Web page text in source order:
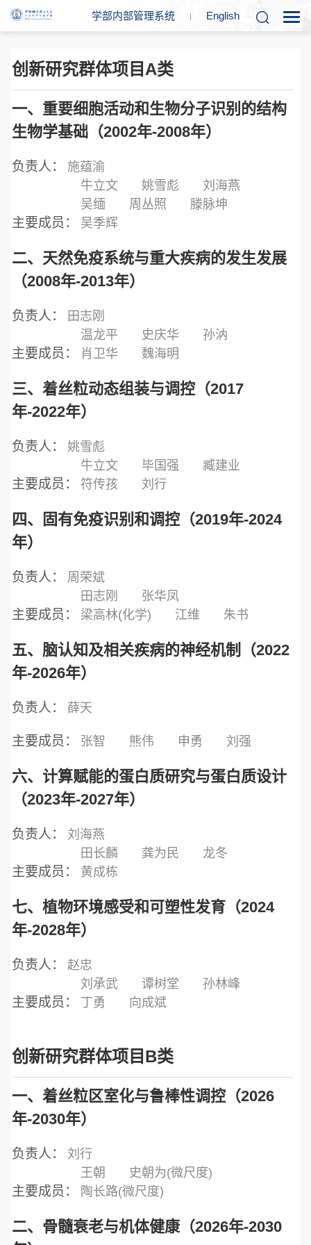
学部内部管理系统 English
创新研究群体项目A类
一、重要细胞活动和生物分子识别的结构
生物学基础（2002年-2008年）
负责人： 施蕴渝
主要成员：
牛立文 姚雪彪
刘海燕
吴缅
周丛照
滕脉坤
吴季辉
二、天然免疫系统与重大疾病的发生发展
（2008年-2013年）
负责人： 田志刚
主要成员：
温龙平 史庆华
孙汭
肖卫华
魏海明
三、着丝粒动态组装与调控（2017
年-2022年）
负责人： 姚雪彪
主要成员：
牛立文 毕国强
臧建业
符传孩
刘行
四、固有免疫识别和调控（2019年-2024
年）
负责人： 周荣斌
主要成员：
田志刚
张华凤
梁高林(化学)
江维 朱书
五、脑认知及相关疾病的神经机制（2022
年-2026年）
负责人： 薛天
主要成员： 张智 熊伟 申勇 刘强
六、计算赋能的蛋白质研究与蛋白质设计
（2023年-2027年）
负责人： 刘海燕
主要成员：
田长麟 龚为民
龙冬
黄成栋
七、植物环境感受和可塑性发育（2024
年-2028年）
负责人： 赵忠
主要成员：
刘承武 谭树堂
孙林峰
丁勇
向成斌
创新研究群体项目B类
一、着丝粒区室化与鲁棒性调控（2026
年-2030年）
负责人： 刘行
主要成员：
王朝
史朝为(微尺度)
陶长路(微尺度)
二、骨髓衰老与机体健康（2026年-2030